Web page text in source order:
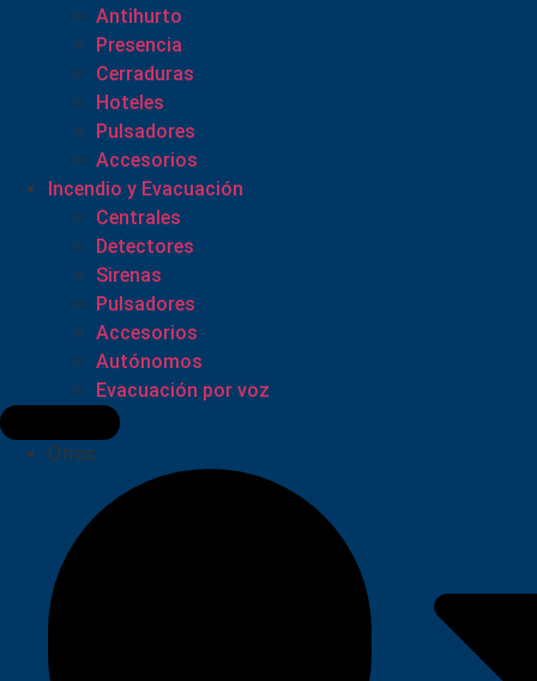
Antihurto
Presencia
Cerraduras
Hoteles
Pulsadores
Accesorios
Incendio y Evacuación
Centrales
Detectores
Sirenas
Pulsadores
Accesorios
Autónomos
Evacuación por voz
Otros